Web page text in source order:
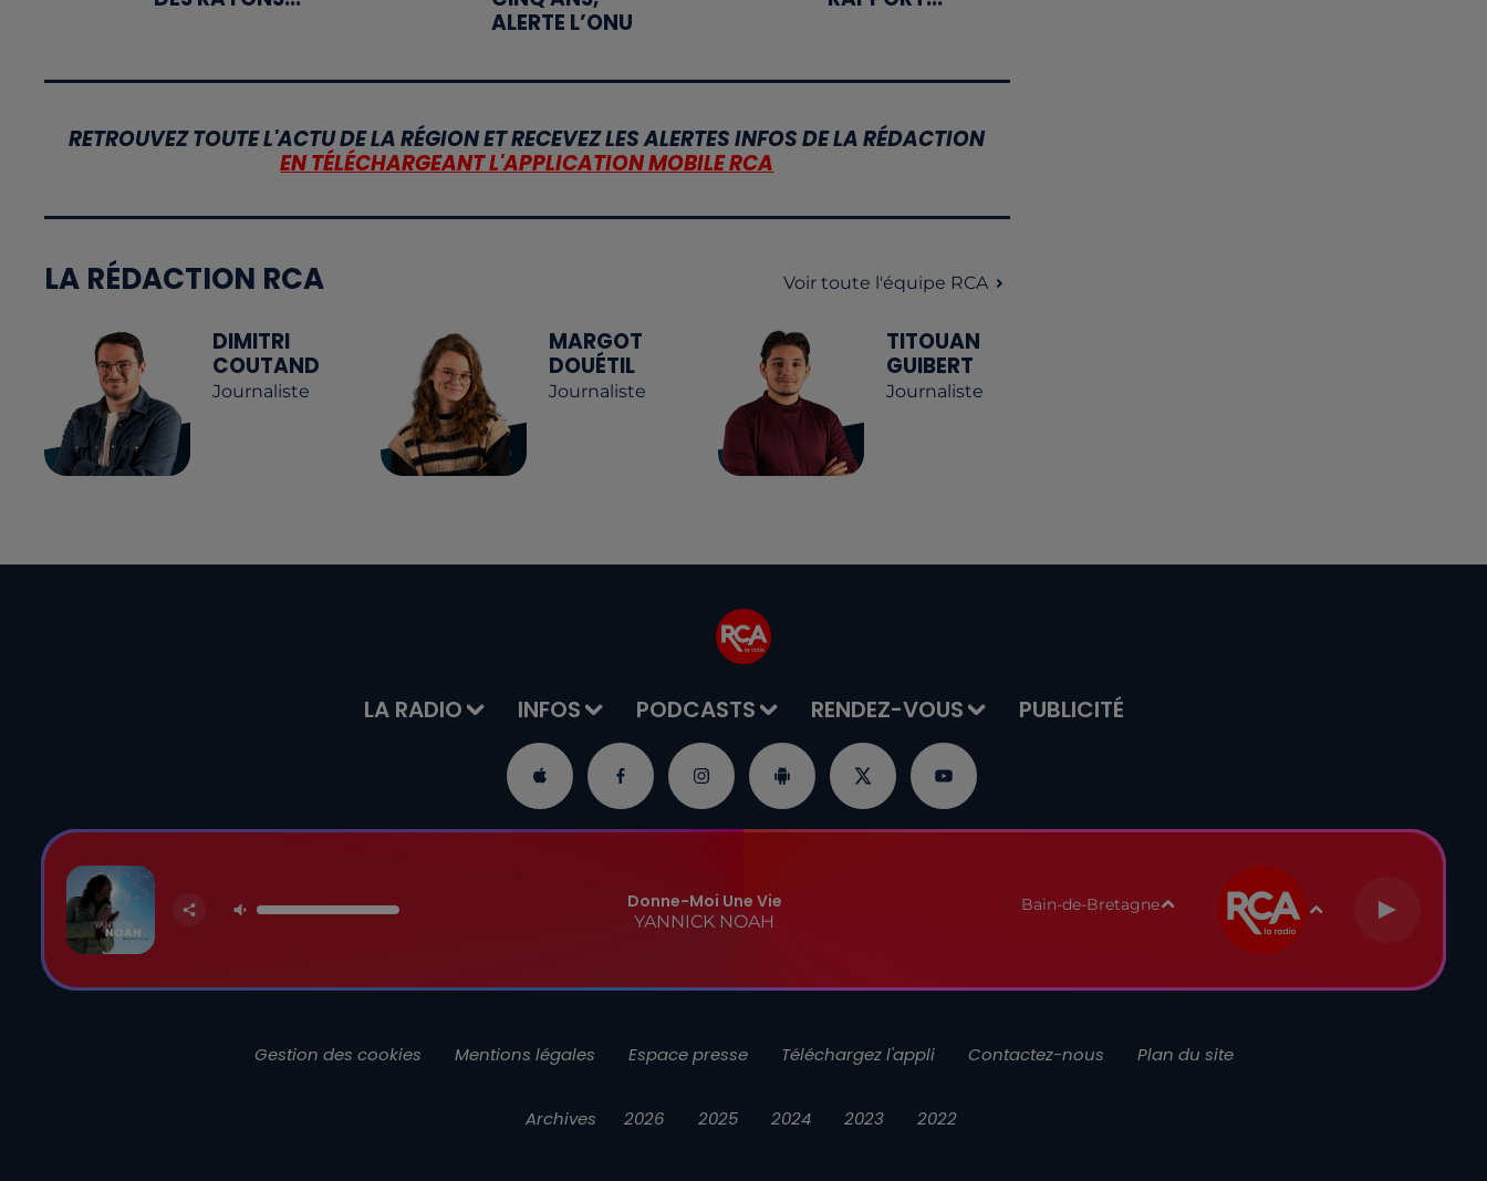
ALERTE L’ONU
RETROUVEZ TOUTE L'ACTU DE LA RÉGION ET RECEVEZ LES ALERTES INFOS DE LA RÉDACTION
EN TÉLÉCHARGEANT L'APPLICATION MOBILE RCA
LA RÉDACTION RCA Voir toute l'équipe RCA
DIMITRI
COUTAND
Journaliste
MARGOT
DOUÉTIL
Journaliste
TITOUAN
GUIBERT
Journaliste
LA RADIO INFOS PODCASTS RENDEZ-VOUS PUBLICITÉ
Donne-Moi Une Vie
YANNICK NOAH
Bain-de-Bretagne
Gestion des cookies Mentions légales Espace presse Téléchargez l'appli Contactez-nous Plan du site
Archives 2026 2025 2024 2023 2022